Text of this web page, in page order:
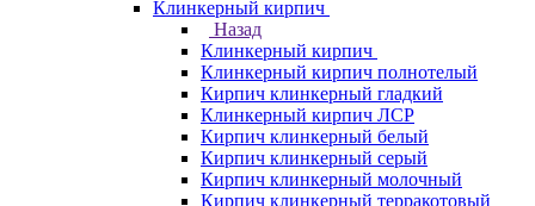
Клинкерный кирпич
Назад
Клинкерный кирпич
Клинкерный кирпич полнотелый
Кирпич клинкерный гладкий
Клинкерный кирпич ЛСР
Кирпич клинкерный белый
Кирпич клинкерный серый
Кирпич клинкерный молочный
Кирпич клинкерный терракотовый